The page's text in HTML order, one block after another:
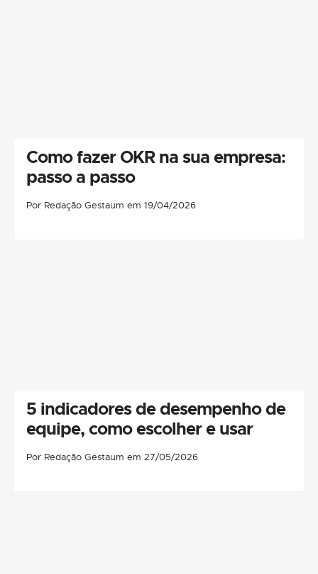
Como fazer OKR na sua empresa:
passo a passo
Por Redação Gestaum em 19/04/2026
5 indicadores de desempenho de
equipe, como escolher e usar
Por Redação Gestaum em 27/05/2026